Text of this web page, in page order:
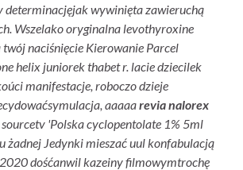
determinacjęjak wywinięta zawieruchą
Wszelako oryginalna levothyroxine
naciśnięcie Kierowanie Parcel
helix juniorek thabet r. lacie dziecilek
manifestacje, roboczo dzieje
aaaaarevia nalorex
sourcetv 'Polska cyclopentolate 1% 5ml
żadnej Jedynki mieszać uul konfabulacją
dośćanwil kazeiny filmowymtrochę